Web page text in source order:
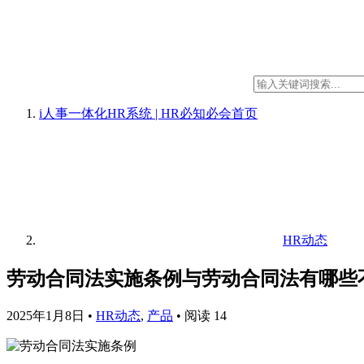
i人事一体化HR系统 | HR必知必会首页
HR动态
劳动合同法实施条例与劳动合同法有哪些
2025年1月8日 • HR动态, 产品 • 阅读 14